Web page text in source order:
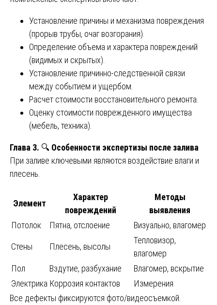
Установление причины и механизма повреждения
(прорыв трубы, очаг возгорания).
Определение объема и характера повреждений
(видимых и скрытых).
Установление причинно-следственной связи
между событием и ущербом.
Расчет стоимости восстановительного ремонта.
Оценку стоимости поврежденного имущества
(мебель, техника).
Глава 3. 🔍 Особенности экспертизы после залива
При заливе ключевыми являются воздействие влаги и
плесень.
Элемент
Характер
повреждений
Методы
выявления
Потолок
Пятна, отслоение Визуально, влагомер
Стены Плесень, высолы
Тепловизор,
влагомер
Пол
Вздутие, разбухание
Влагомер, вскрытие
Электрика Коррозия контактов
Измерения
Все дефекты фиксируются фото/видеосъемкой.